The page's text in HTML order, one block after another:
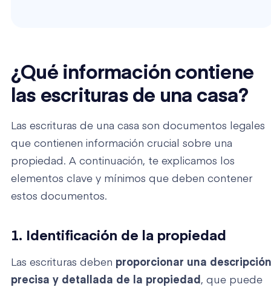
¿Qué información contiene
las escrituras de una casa?
Las escrituras de una casa son documentos legales
que contienen información crucial sobre una
propiedad. A continuación, te explicamos los
elementos clave y mínimos que deben contener
estos documentos.
1. Identificación de la propiedad
Las escrituras deben proporcionar una descripción
precisa y detallada de la propiedad , que puede